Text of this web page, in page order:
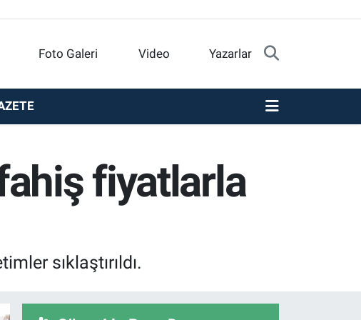
Foto Galeri Video Yazarlar
fiyatlarla
sıklaştırıldı.